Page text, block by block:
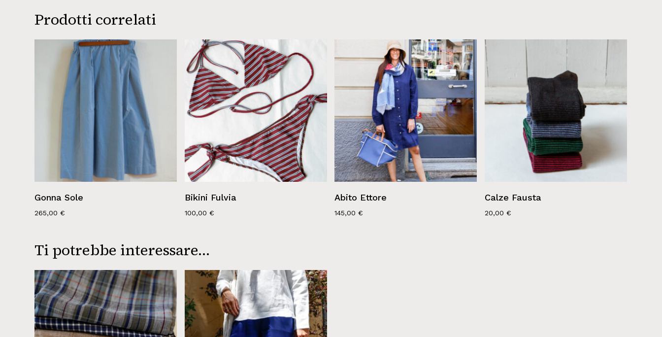
Prodotti correlati
Gonna Sole
265,00 €
Bikini Fulvia
100,00 €
Abito Ettore
145,00€
Calze Fausta
20,00 €
Ti potrebbe interessare…